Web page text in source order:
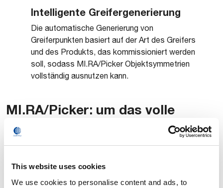
This website uses cookies
We use cookies to personalise content and ads, to
Intelligente Greifergenerierung
Die automatische Generierung von
Greiferpunkten basiert auf der Art des Greifers
und des Produkts, das kommissioniert werden
soll, sodass MI.RA/Picker Objektsymmetrien
vollständig ausnutzen kann.
MI.RA/Picker: um das volle
Potenzial der Mehrfachbehälter-
Kommissionierung zu nutzen
Kommissionierung. Weitere Information erhalten Sie
Experten von Comau.